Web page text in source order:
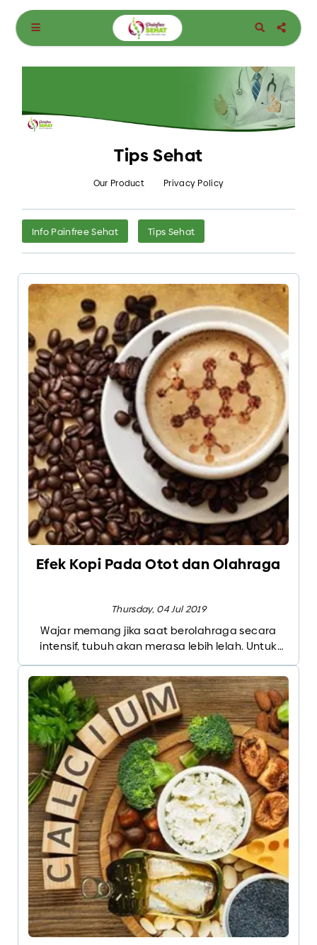
Tips Sehat
Our Product Privacy Policy
Info Painfree Sehat Tips Sehat
Efek Kopi Pada Otot dan Olahraga
Thursday, 04 Jul 2019
Wajar memang jika saat berolahraga secara
intensif, tubuh akan merasa lebih lelah. Untuk
mengatasi keadaan ini, banyak yang memilih
mengonsumsi suplemen penambah energi
sebelum berolahraga. Suplemen mengandung
bahan kimia yang berisiko bagi kesehatan jika
dikonsumsi dalam jangka panjang.